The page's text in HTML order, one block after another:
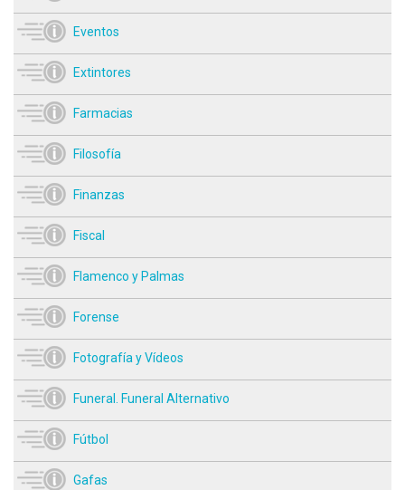
Eventos
Extintores
Farmacias
Filosofía
Finanzas
Fiscal
Flamenco y Palmas
Forense
Fotografía y Vídeos
Funeral. Funeral Alternativo
Fútbol
Gafas